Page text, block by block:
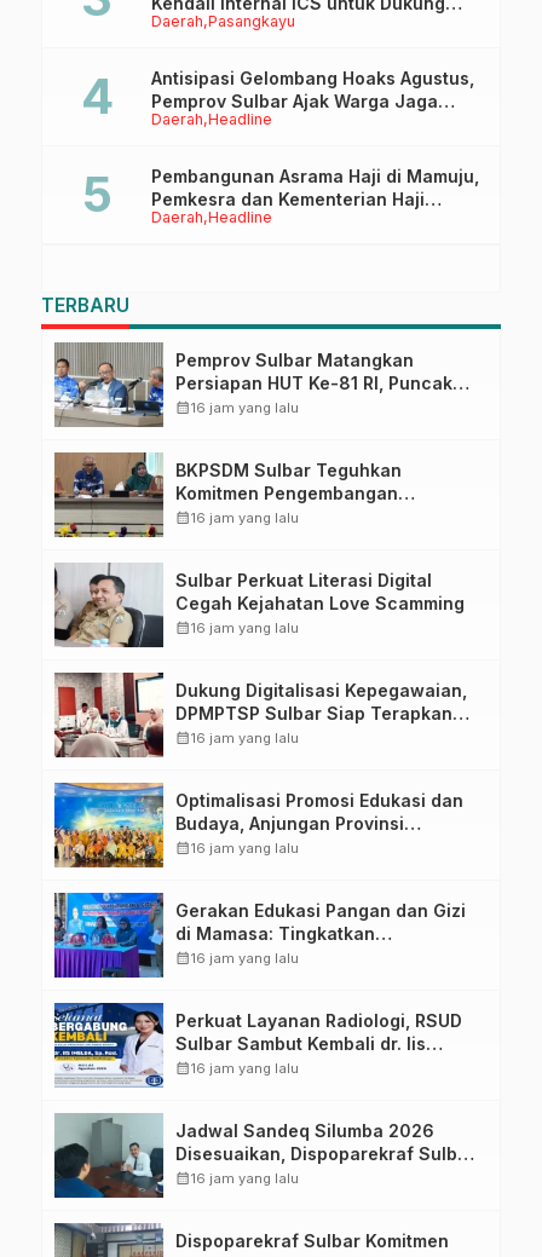
Daerah Pasangkayu
Sertifikasi ISPO Pekebun di
Daerah Headline
Antisipasi Gelombang Hoaks Agustus,
Pemprov Sulbar Ajak Warga Jaga
Ruang Digital
Daerah Headline
Pembangunan Asrama Haji di Mamuju,
Pemkesra dan Kementerian Haji
Sulbar Tinjau Lokasi
TERBARU
Pemprov Sulbar Matangkan
Persiapan HUT Ke-81 RI, Puncak
Upacara di Lapangan Ahmad
calendar_month16 jam yang lalu
BKPSDM Sulbar Teguhkan
Komitmen Pengembangan
Kompetensi ASN melalui
calendar_month16 jam yang lalu
Sulbar Perkuat Literasi Digital
Cegah Kejahatan Love Scamming
calendar_month16 jam yang lalu
Dukung Digitalisasi Kepegawaian,
DPMPTSP Sulbar Siap Terapkan
Aplikasi FLEKSI ASN
calendar_month16 jam yang lalu
Optimalisasi Promosi Edukasi dan
Budaya, Anjungan Provinsi
Sulawesi Barat Perkuat Kolaborasi
calendar_month16 jam yang lalu
Gerakan Edukasi Pangan dan Gizi
di Mamasa: Tingkatkan
Pengetahuan dan Keterampilan
calendar_month16 jam yang lalu
Perkuat Layanan Radiologi, RSUD
Sulbar Sambut Kembali dr. Iis
Imelda, Sp.Rad
calendar_month16 jam yang lalu
Jadwal Sandeq Silumba 2026
Disesuaikan, Dispoparekraf Sulbar
Pastikan Persiapan Tetap
calendar_month16 jam yang lalu
Dispoparekraf Sulbar Komitmen